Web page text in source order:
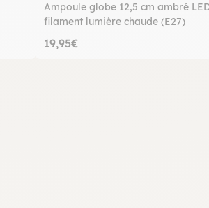
Ampoule globe 12,5 cm ambré
filament lumière chaude (E27)
19,95€